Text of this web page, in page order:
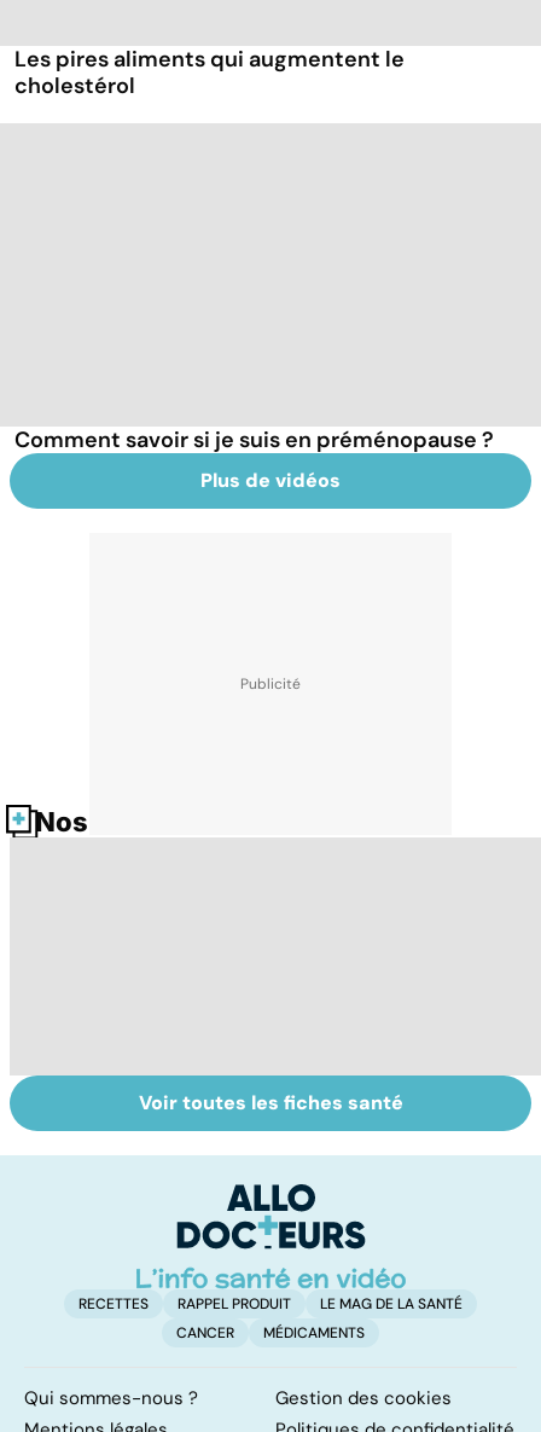
Les pires aliments qui augmentent le
cholestérol
Comment savoir si je suis en préménopause ?
Plus de vidéos
Nos fiches santé
HPV : tout savoir
sur les
Glandes
salivaires : les
glande parotide
Voir toutes les fiches santé
RECETTES RAPPEL PRODUIT
LE MAG DE LA SANTÉ
CANCER
MÉDICAMENTS
Qui sommes-nous ?
Gestion des cookies